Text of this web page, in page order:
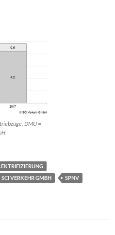
DMU =
SCI VERKEHR GMBH
SPNV